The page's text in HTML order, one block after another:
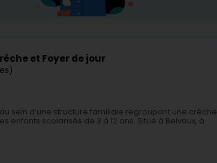
et Foyer de jour
sein d’une structure familiale regroupant une crèche
enfants scolarisés de 3 à 12 ans. Situé à Belvaux, à